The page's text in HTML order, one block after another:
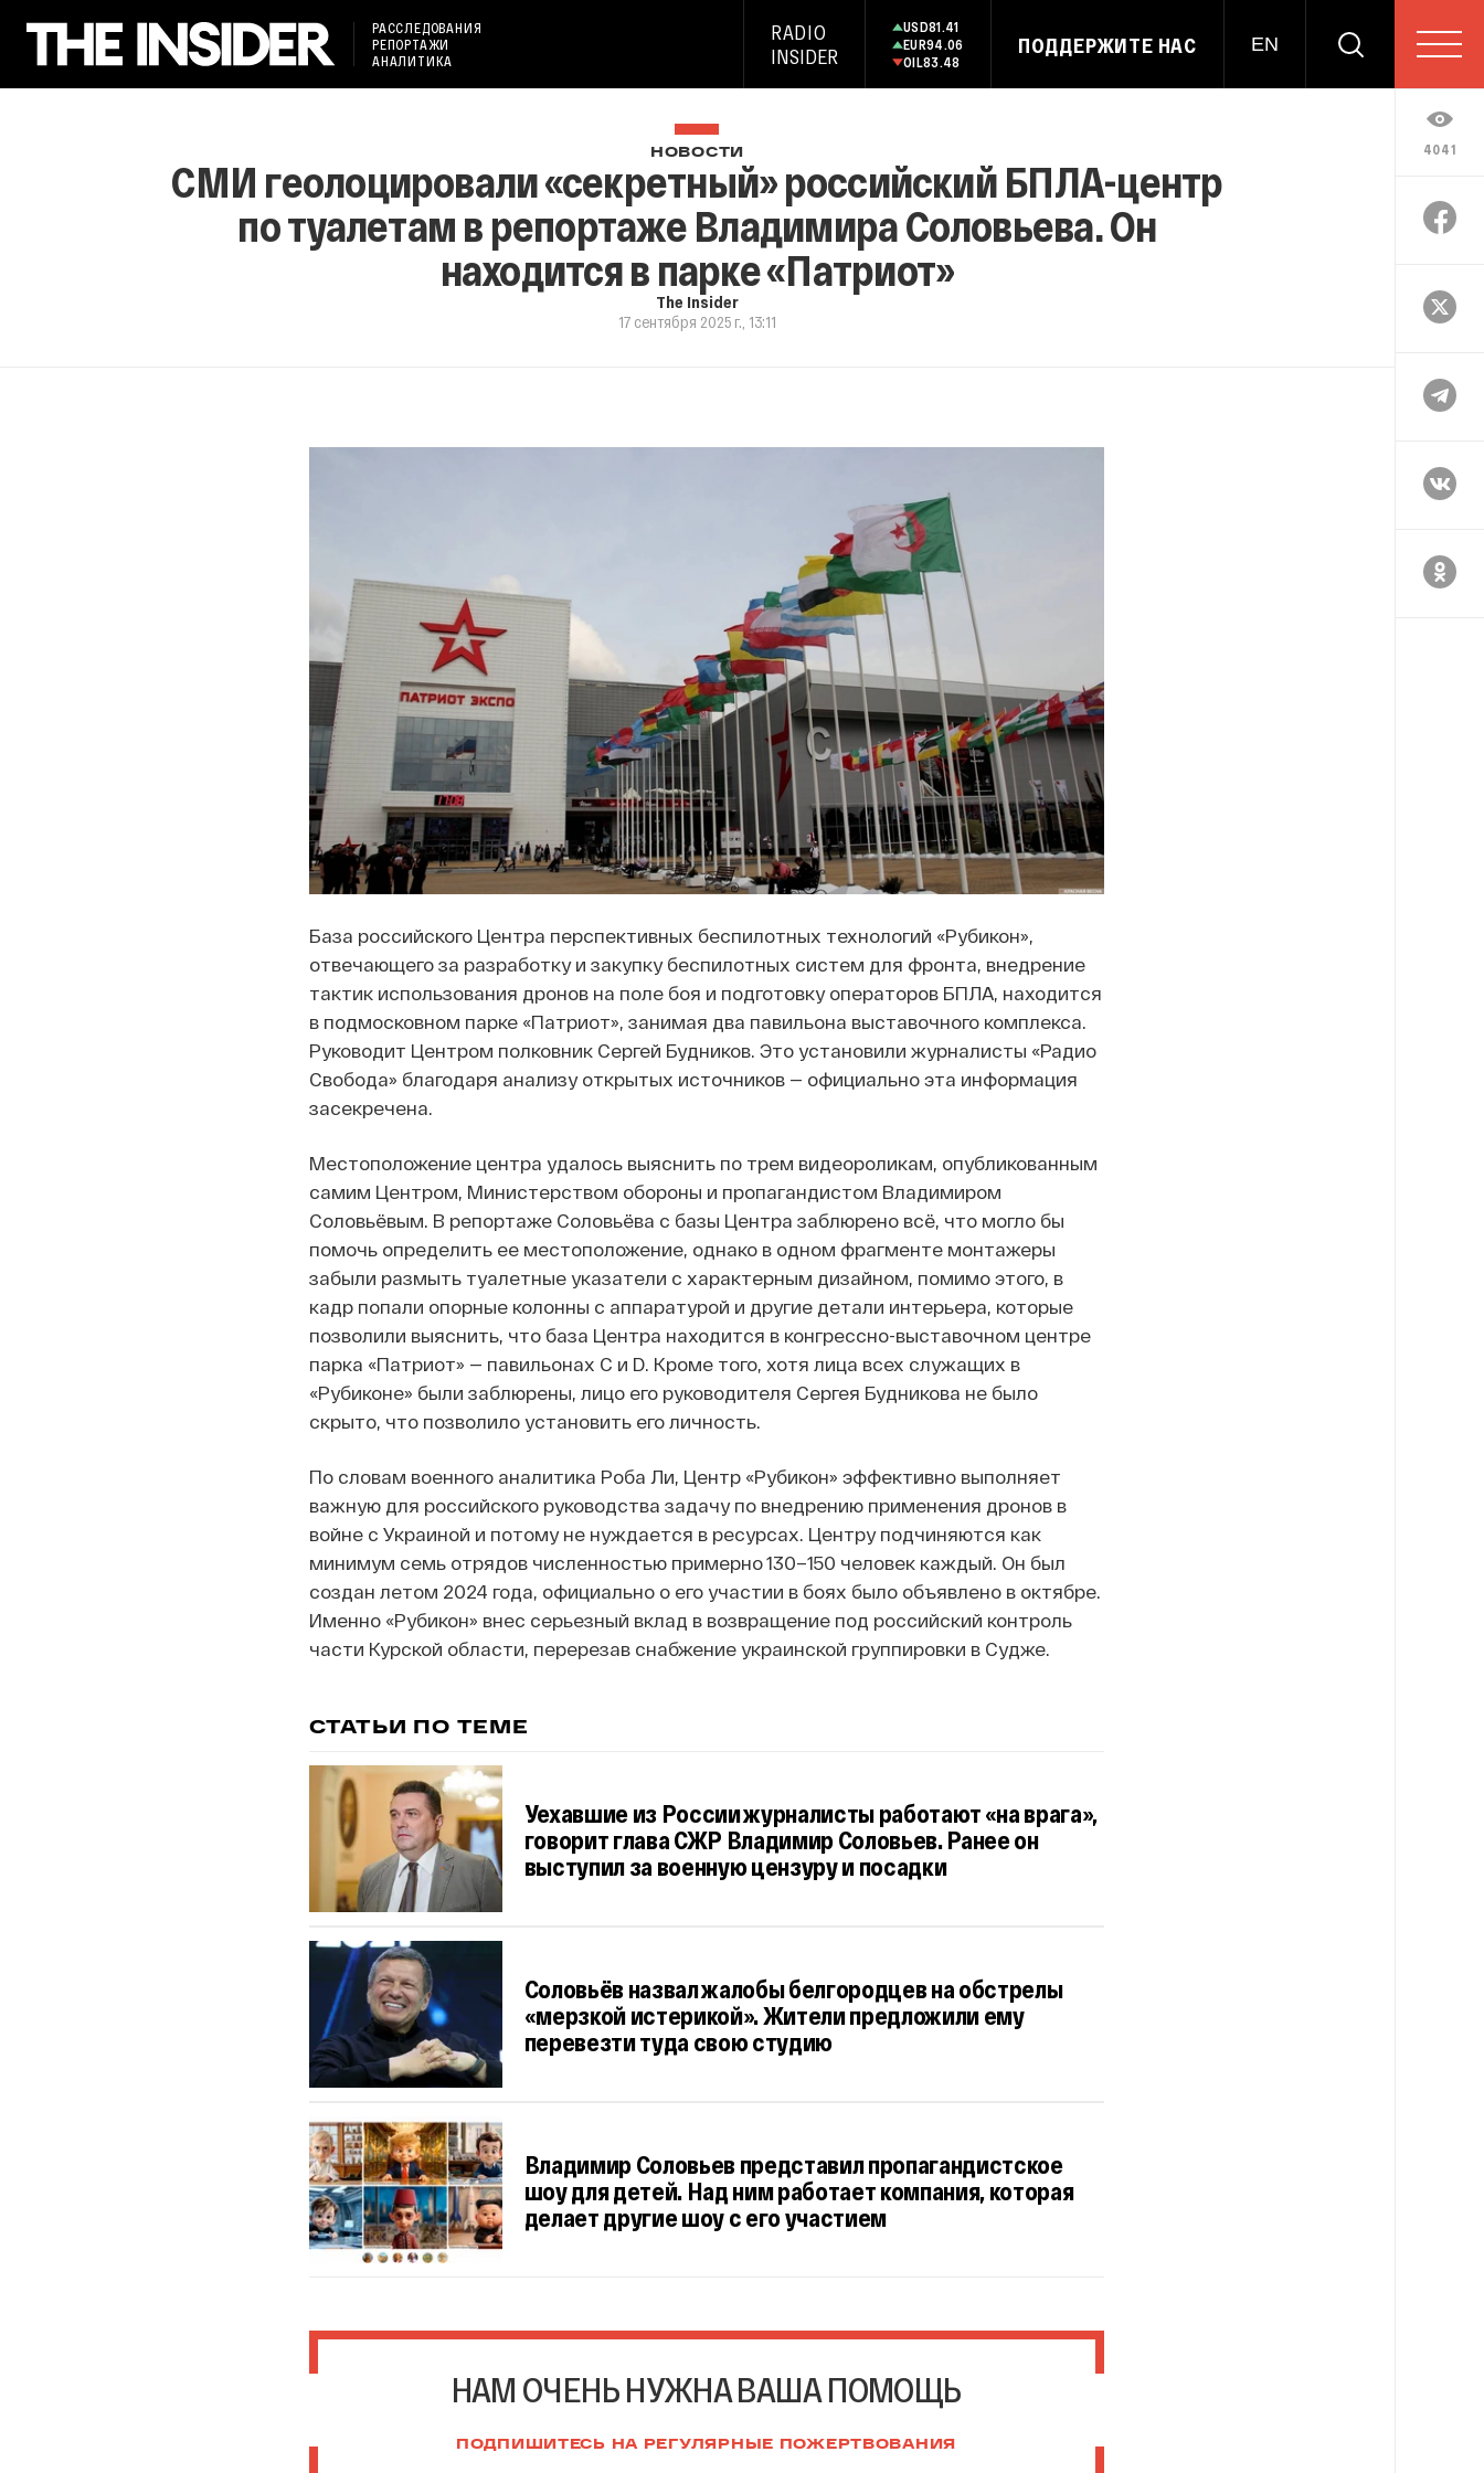
РАССЛЕДОВАНИЯ
РЕПОРТАЖИ
АНАЛИТИКА
RADIO
INSIDER
USD81.41
EUR94.06
OIL83.48
ПОДДЕРЖИТЕ НАС EN
4041
НОВОСТИ
СМИ геолоцировали «секретный» российский БПЛА-центр
по туалетам в репортаже Владимира Соловьева. Он
находится в парке «Патриот»
The Insider
17 сентября 2025 г., 13:11
База российского Центра перспективных беспилотных технологий «Рубикон»,
отвечающего за разработку и закупку беспилотных систем для фронта, внедрение
тактик использования дронов на поле боя и подготовку операторов БПЛА, находится
в подмосковном парке «Патриот», занимая два павильона выставочного комплекса.
Руководит Центром полковник Сергей Будников. Это установили журналисты «Радио
Свобода» благодаря анализу открытых источников — официально эта информация
засекречена.
Местоположение центра удалось выяснить по трем видеороликам, опубликованным
самим Центром, Министерством обороны и пропагандистом Владимиром
Соловьёвым. В репортаже Соловьёва с базы Центра заблюрено всё, что могло бы
помочь определить ее местоположение, однако в одном фрагменте монтажеры
забыли размыть туалетные указатели с характерным дизайном, помимо этого, в
кадр попали опорные колонны с аппаратурой и другие детали интерьера, которые
позволили выяснить, что база Центра находится в конгрессно-выставочном центре
парка «Патриот» — павильонах C и D. Кроме того, хотя лица всех служащих в
«Рубиконе» были заблюрены, лицо его руководителя Сергея Будникова не было
скрыто, что позволило установить его личность.
По словам военного аналитика Роба Ли, Центр «Рубикон» эффективно выполняет
важную для российского руководства задачу по внедрению применения дронов в
войне с Украиной и потому не нуждается в ресурсах. Центру подчиняются как
минимум семь отрядов численностью примерно 130–150 человек каждый. Он был
создан летом 2024 года, официально о его участии в боях было объявлено в октябре.
Именно «Рубикон» внес серьезный вклад в возвращение под российский контроль
части Курской области, перерезав снабжение украинской группировки в Судже.
СТАТЬИ ПО ТЕМЕ
Уехавшие из России журналисты работают «на врага»,
говорит глава СЖР Владимир Соловьев. Ранее он
выступил за военную цензуру и посадки
Соловьёв назвал жалобы белгородцев на обстрелы
«мерзкой истерикой». Жители предложили ему
перевезти туда свою студию
Владимир Соловьев представил пропагандистское
шоу для детей. Над ним работает компания, которая
делает другие шоу с его участием
НАМ ОЧЕНЬ НУЖНА ВАША ПОМОЩЬ
ПОДПИШИТЕСЬ НА РЕГУЛЯРНЫЕ ПОЖЕРТВОВАНИЯ